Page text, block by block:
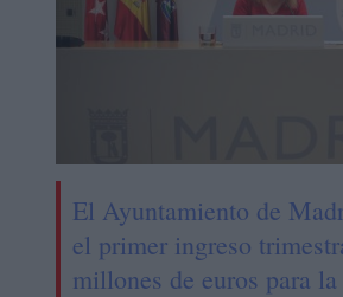
El Ayuntamiento de
el primer ingreso
millones de euros para